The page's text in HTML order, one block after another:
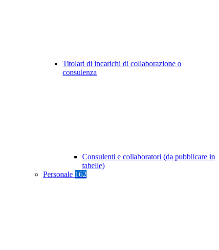
Titolari di incarichi di collaborazione o
consulenza
Consulenti e collaboratori (da pubblicare in
tabelle)
Personale 162